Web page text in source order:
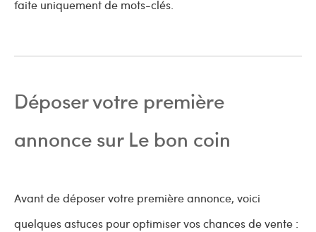
faite uniquement de mots-clés.
Déposer votre première
annonce sur Le bon coin
Avant de déposer votre première annonce, voici
quelques astuces pour optimiser vos chances de vente :